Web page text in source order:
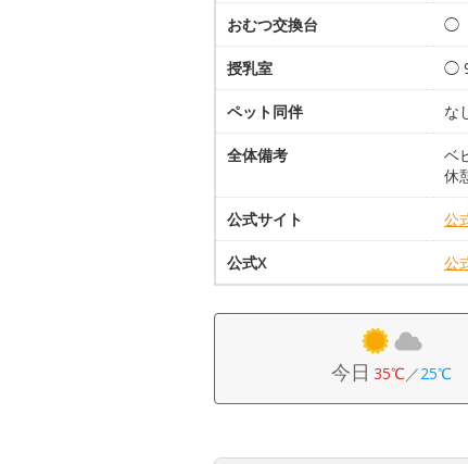
おむつ交換台 ◯
授乳室 ◯
ペット同伴 な
全体備考
ベ
休
公式サイト 公
公式X 公
今日 35℃／25℃